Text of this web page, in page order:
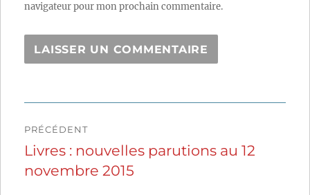
navigateur pour mon prochain commentaire.
de
l’article
PRÉCÉDENT
Publication
précédente :
Livres : nouvelles parutions au 12
novembre 2015